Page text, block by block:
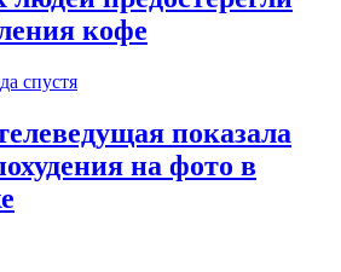
кофе
спустя
показала
на фото в